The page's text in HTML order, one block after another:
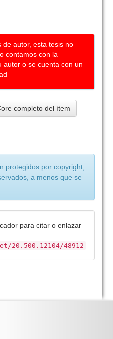
de autor, esta tesis no
contamos con la
autor o se cuenta con un
completo del ítem
protegidos por copyright,
a menos que se
para citar o enlazar
20.500.12104/48912